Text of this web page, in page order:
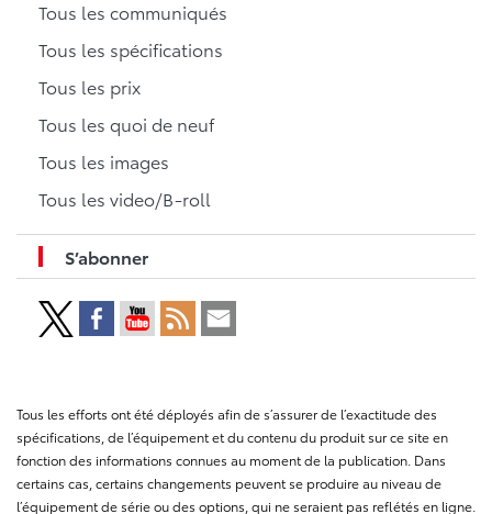
Tous les communiqués
Tous les spécifications
Tous les prix
Tous les quoi de neuf
Tous les images
Tous les video/B-roll
S’abonner
Tous les efforts ont été déployés afin de s’assurer de l’exactitude des
spécifications, de l’équipement et du contenu du produit sur ce site en
fonction des informations connues au moment de la publication. Dans
certains cas, certains changements peuvent se produire au niveau de
l’équipement de série ou des options, qui ne seraient pas reflétés en ligne.